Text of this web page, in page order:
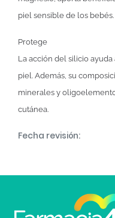
piel sensible de los bebés.
Protege
La acción del silicio
piel. Además, su
minerales y
cutánea.
Fecha revisión: